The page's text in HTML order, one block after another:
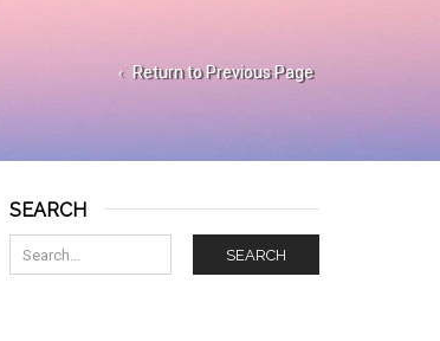
Return to Previous Page
SEARCH
SEARCH